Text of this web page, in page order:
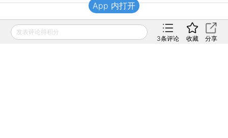
财新移动
发表评论得积分
3条评论 收藏 分享
App 内打开